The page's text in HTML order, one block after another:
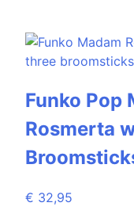
Funko Pop
Rosmerta
€ 32,95